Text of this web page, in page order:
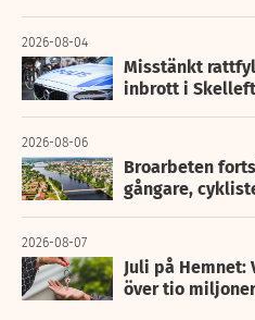
2026-08-04
Misstänkt
inbrott i
2026-08-06
Broarbeten
gångare,
2026-08-07
Juli på
över tio